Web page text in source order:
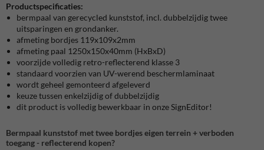
Productspecificaties:
bermpaal van gerecycled kunststof, incl. dubbelzijdig twee
uitsparingen en grondanker.
afmeting bordjes 119x109x2mm
afmeting paal 1250x150x40mm (HxBxD)
voorzijde volledig retro-reflecterend klasse 3
standaard voorzien van UV-werend beschermlaminaat
wordt geheel gemonteerd afgeleverd
keuze tussen enkelzijdig of dubbelzijdig
dit product is volledig bewerkbaar in onze SignEditor!
Bermpaal kunststof met twee bordjes eigen terrein + verboden
toegang - reflecterend kopen?